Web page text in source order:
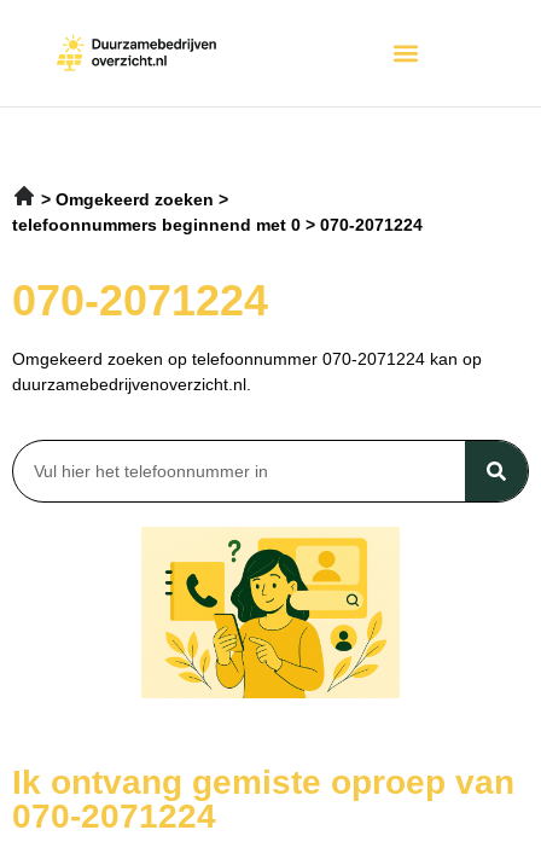
Omgekeerd zoeken
telefoonnummers beginnend met 0
070-2071224
070-2071224
Omgekeerd zoeken op telefoonnummer 070-2071224 kan op
duurzamebedrijvenoverzicht.nl.
Ik ontvang gemiste oproep van
070-2071224